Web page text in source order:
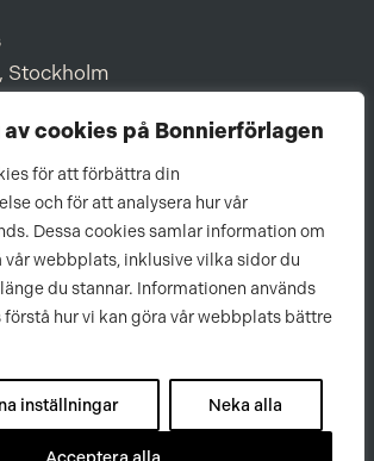
cookies på Bonnierförlagen
för att förbättra din
och för att analysera hur vår
Dessa cookies samlar information om
webbplats, inklusive vilka sidor du
du stannar. Informationen används
hur vi kan göra vår webbplats bättre
inställningar Neka alla
Stockholm
Om Bonnierförlagen
Cookies
Integritetspolicy